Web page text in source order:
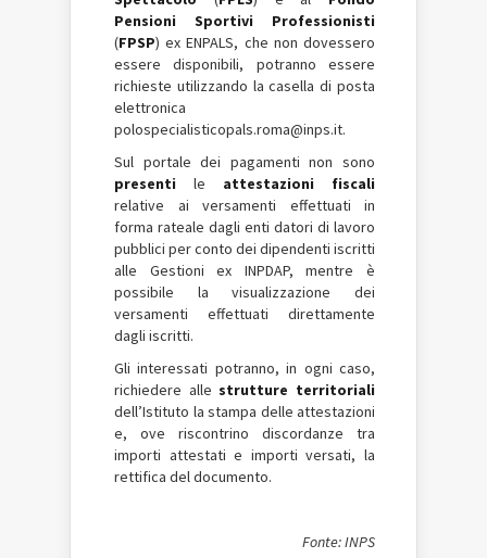
Pensioni Sportivi Professionisti
(FPSP) ex ENPALS, che non dovessero
essere disponibili, potranno essere
richieste utilizzando la casella di posta
elettronica
polospecialisticopals.roma@inps.it.
Sul portale dei pagamenti non sono
presenti le attestazioni fiscali
relative ai versamenti effettuati in
forma rateale dagli enti datori di lavoro
pubblici per conto dei dipendenti iscritti
alle Gestioni ex INPDAP, mentre è
possibile la visualizzazione dei
versamenti effettuati direttamente
dagli iscritti.
Gli interessati potranno, in ogni caso,
richiedere alle strutture territoriali
dell’Istituto la stampa delle attestazioni
e, ove riscontrino discordanze tra
importi attestati e importi versati, la
rettifica del documento.
Fonte: INPS